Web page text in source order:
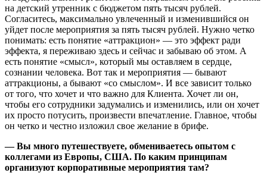
на детский утренник с бюджетом пять тысяч рублей.
Согласитесь, максимально увлеченный и изменившийся он
уйдет после мероприятия за пять тысяч рублей. Нужно четко
понимать: есть понятие «аттракцион» — это эффект ради
эффекта, я переживаю здесь и сейчас и забываю об этом. А
есть понятие «смысл», который мы оставляем в сердце,
сознании человека. Вот так и мероприятия — бывают
аттракционы, а бывают «со смыслом». И все зависит только
от того, что хочет и что важно для Клиента. Хочет ли он,
чтобы его сотрудники задумались и изменились, или он хочет
их просто потусить, произвести впечатление. Главное, чтобы
он четко и честно изложил свое желание в брифе.
— Вы много путешествуете, обмениваетесь опытом с
коллегами из Европы, США. По каким принципам
организуют корпоративные мероприятия там?